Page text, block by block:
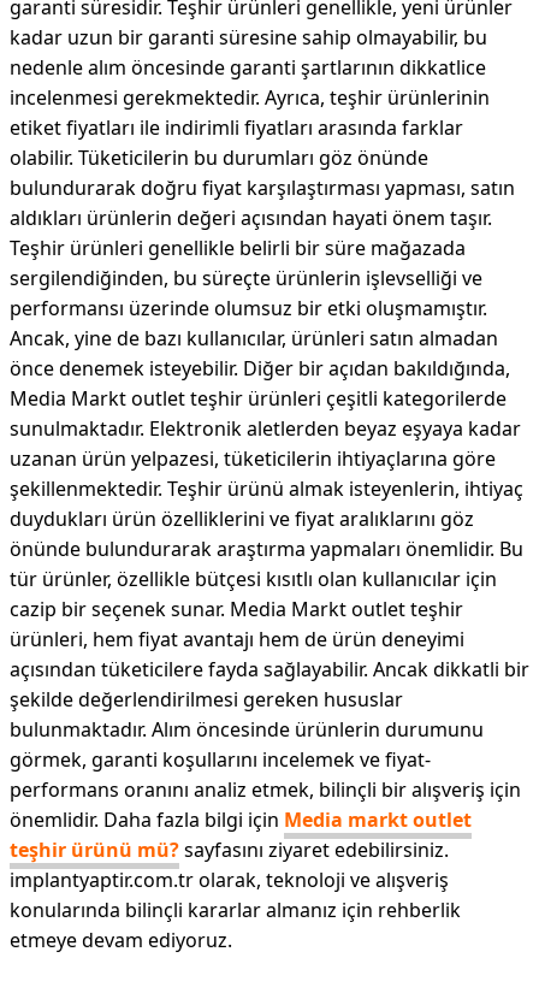
garanti süresidir. Teşhir ürünleri genellikle, yeni ürünler
kadar uzun bir garanti süresine sahip olmayabilir, bu
nedenle alım öncesinde garanti şartlarının dikkatlice
incelenmesi gerekmektedir. Ayrıca, teşhir ürünlerinin
etiket fiyatları ile indirimli fiyatları arasında farklar
olabilir. Tüketicilerin bu durumları göz önünde
bulundurarak doğru fiyat karşılaştırması yapması, satın
aldıkları ürünlerin değeri açısından hayati önem taşır.
Teşhir ürünleri genellikle belirli bir süre mağazada
sergilendiğinden, bu süreçte ürünlerin işlevselliği ve
performansı üzerinde olumsuz bir etki oluşmamıştır.
Ancak, yine de bazı kullanıcılar, ürünleri satın almadan
önce denemek isteyebilir. Diğer bir açıdan bakıldığında,
Media Markt outlet teşhir ürünleri çeşitli kategorilerde
sunulmaktadır. Elektronik aletlerden beyaz eşyaya kadar
uzanan ürün yelpazesi, tüketicilerin ihtiyaçlarına göre
şekillenmektedir. Teşhir ürünü almak isteyenlerin, ihtiyaç
duydukları ürün özelliklerini ve fiyat aralıklarını göz
önünde bulundurarak araştırma yapmaları önemlidir. Bu
tür ürünler, özellikle bütçesi kısıtlı olan kullanıcılar için
cazip bir seçenek sunar. Media Markt outlet teşhir
ürünleri, hem fiyat avantajı hem de ürün deneyimi
açısından tüketicilere fayda sağlayabilir. Ancak dikkatli bir
şekilde değerlendirilmesi gereken hususlar
bulunmaktadır. Alım öncesinde ürünlerin durumunu
görmek, garanti koşullarını incelemek ve fiyat-
performans oranını analiz etmek, bilinçli bir alışveriş için
önemlidir. Daha fazla bilgi için Media markt outlet
teşhir ürünü mü?sayfasını ziyaret edebilirsiniz.
implantyaptir.com.tr olarak, teknoloji ve alışveriş
konularında bilinçli kararlar almanız için rehberlik
etmeye devam ediyoruz.